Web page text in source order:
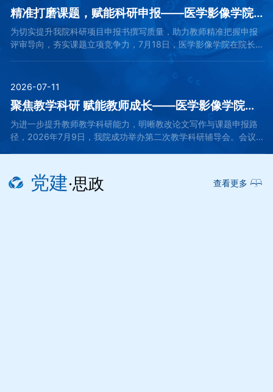
精准打磨课题，赋能科研申报——医学影像学院邀请浙大严杰教授开展基金申报专题指导会
为切实提升我院科研项目申报书撰写质量，助力教师精准把握申报
评审导向，夯实课题立项竞争力，7月18日，医学影像学院在院长徐
秀芳统筹组织下，于黄龙校区举办基金申报专题指导会。本次活动
2026-07-11
聚焦教学科研 赋能教师成长——医学影像学院举办第二次教学科研辅导会
为进一步提升教师教学科研能力，明晰教改论文写作与课题申报路
径，2026年7月9日，我院成功举办第二次教学科研辅导会。会议
党建·思政 查看更多